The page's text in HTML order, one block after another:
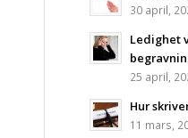
30 april,
Ledighet
25 april,
Hur
11 mars,